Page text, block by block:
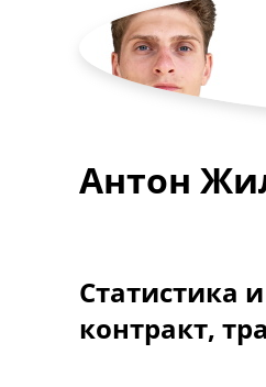
Новости
Последние
Конкурс
Логин
Рейтинги
Турниры
Англия.
Испания.
Другие
Антон
Статистика
контракт,